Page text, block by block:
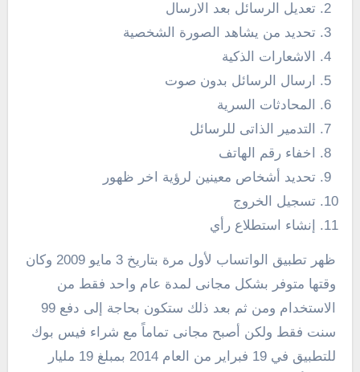
تعديل الرسائل بعد الارسال
تحديد من يشاهد الصورة الشخصية
الاشعارات الذكية
ارسال الرسائل بدون صوت
المحادثات السرية
التدمير الذاتى للرسائل
اخفاء رقم الهاتف
تحديد أشخاص معينين لرؤية اخر ظهور
تسجيل الخروج
إنشاء استطلاع رأي
ظهر تطبيق الواتساب لأول مرة بتاريخ 3 مايو 2009 وكان
وقتها متوفر بشكل مجانى لمدة عام واحد فقط من
الاستخدام ومن ثم بعد ذلك ستكون بحاجة إلى دفع 99
سنت فقط ولكن أصبح مجانى تماماً مع شراء فيس بوك
للتطبيق في 19 فبراير من العام 2014 بمبلغ 19 مليار